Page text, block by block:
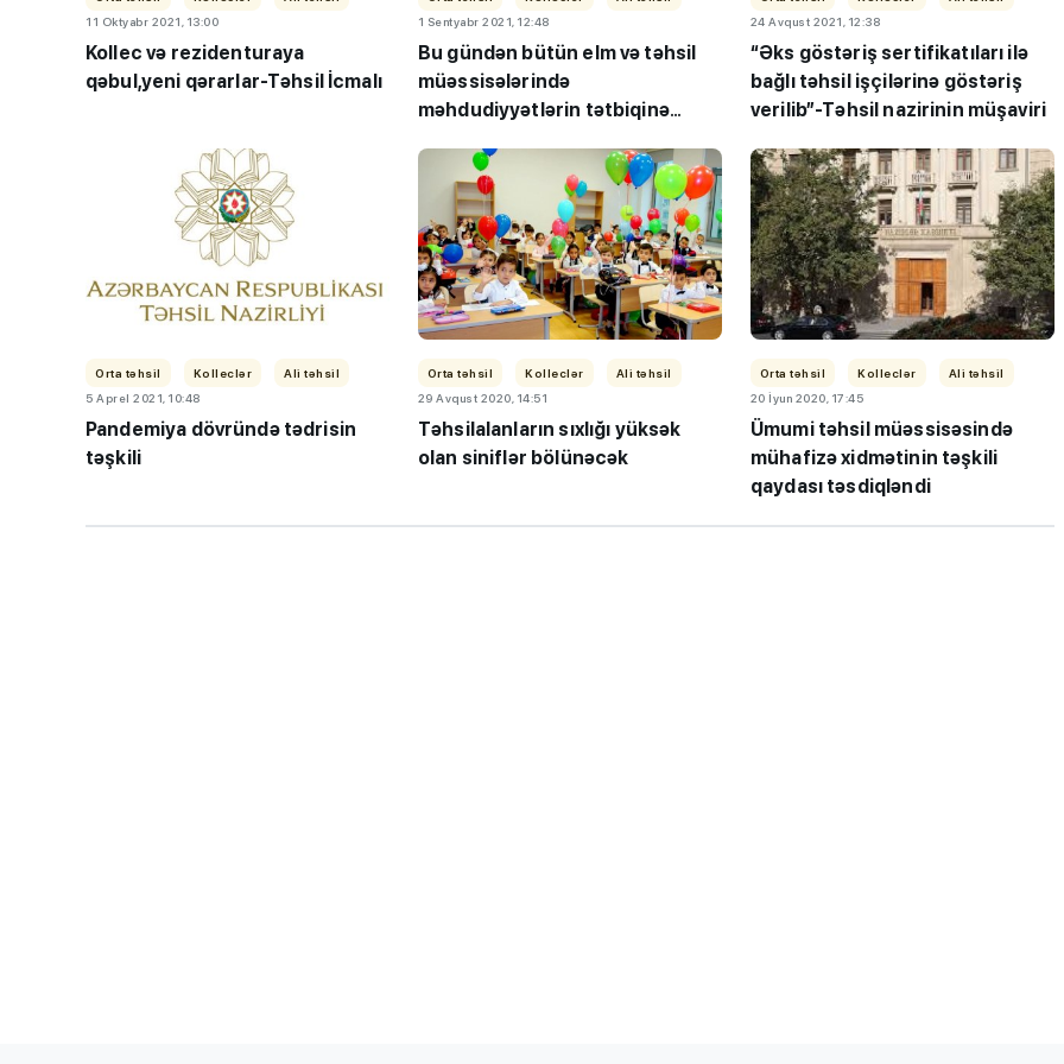
11 Oktyabr 2021, 13:00
Kollec və rezidenturaya
qəbul,yeni qərarlar-Təhsil İcmalı
1 Sentyabr 2021, 12:48
Bu gündən bütün elm və təhsil
müəssisələrində
məhdudiyyətlərin tətbiqinə
24 Avqust 2021, 12:38
“Əks göstəriş sertifikatıları ilə
bağlı təhsil işçilərinə göstəriş
verilib”-Təhsil nazirinin müşaviri
Orta təhsil Kolleclər
Ali təhsil
5 Aprel 2021, 10:48
Pandemiya dövründə tədrisin
təşkili
Orta təhsil Kolleclər
Ali təhsil
29 Avqust 2020, 14:51
Təhsilalanların sıxlığı yüksək
olan siniflər bölünəcək
Orta təhsil Kolleclər
Ali təhsil
20 İyun 2020, 17:45
Ümumi təhsil müəssisəsində
mühafizə xidmətinin təşkili
qaydası təsdiqləndi
“Həftənin təhsil icmalı”- MİQ,
lisey seçimi, bağçalar və qəbul
"Həftənin təhsil icmalı": Qəbul
marafonu başa çatdı,